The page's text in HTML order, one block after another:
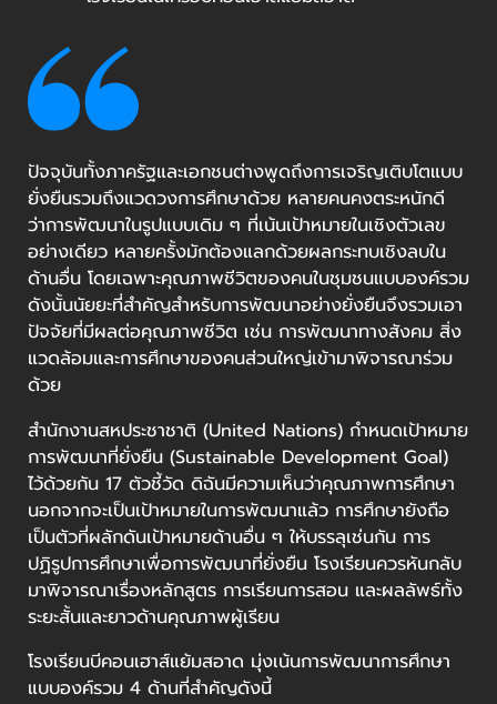
ปัจจุบันทั้งภาครัฐและเอกชนต่างพูดถึงการเจริญเติบโตแบบ
ยั่งยืนรวมถึงแวดวงการศึกษาด้วย หลายคนคงตระหนักดี
ว่าการพัฒนาในรูปแบบเดิม ๆ ที่เน้นเป้าหมายในเชิงตัวเลข
อย่างเดียว หลายครั้งมักต้องแลกด้วยผลกระทบเชิงลบใน
ด้านอื่น โดยเฉพาะคุณภาพชีวิตของคนในชุมชนแบบองค์รวม
ดังนั้นนัยยะที่สำคัญสำหรับการพัฒนาอย่างยั่งยืนจึงรวมเอา
ปัจจัยที่มีผลต่อคุณภาพชีวิต เช่น การพัฒนาทางสังคม สิ่ง
แวดล้อมและการศึกษาของคนส่วนใหญ่เข้ามาพิจารณาร่วม
ด้วย
สำนักงานสหประชาชาติ (United Nations) กำหนดเป้าหมาย
การพัฒนาที่ยั่งยืน (Sustainable Development Goal)
ไว้ด้วยกัน 17 ตัวชี้วัด ดิฉันมีความเห็นว่าคุณภาพการศึกษา
นอกจากจะเป็นเป้าหมายในการพัฒนาแล้ว การศึกษายังถือ
เป็นตัวที่ผลักดันเป้าหมายด้านอื่น ๆ ให้บรรลุเช่นกัน การ
ปฏิรูปการศึกษาเพื่อการพัฒนาที่ยั่งยืน โรงเรียนควรหันกลับ
มาพิจารณาเรื่องหลักสูตร การเรียนการสอน และผลลัพธ์ทั้ง
ระยะสั้นและยาวด้านคุณภาพผู้เรียน
โรงเรียนบีคอนเฮาส์แย้มสอาด มุ่งเน้นการพัฒนาการศึกษา
แบบองค์รวม 4 ด้านที่สำคัญดังนี้